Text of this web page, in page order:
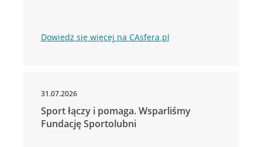
Dowiedz się więcej na CAsfera.pl
31.07.2026
Sport łączy i pomaga. Wsparliśmy
Fundację Sportolubni